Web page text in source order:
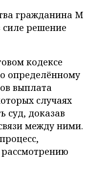
гражданина M
силе решение
кодексе
определённому
выплата
случаях
суд, доказав
между ними.